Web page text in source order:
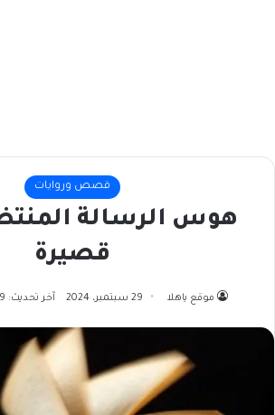
قصص وروايات
هوس الرسالة
قصيرة
موقع ياهلا 29 سبتمبر، 2024 آخر تحديث: 29 سبتمبر، 2024